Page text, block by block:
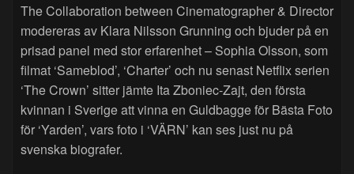
The Collaboration between Cinematographer & Director
modereras av Klara Nilsson Grunning och bjuder på en
prisad panel med stor erfarenhet – Sophia Olsson, som
filmat ‘Sameblod’, ‘Charter’ och nu senast Netflix serien
‘The Crown’ sitter jämte Ita Zboniec-Zajt, den första
kvinnan i Sverige att vinna en Guldbagge för Bästa Foto
för ‘Yarden’, vars foto i ‘VÄRN’ kan ses just nu på
svenska biografer.